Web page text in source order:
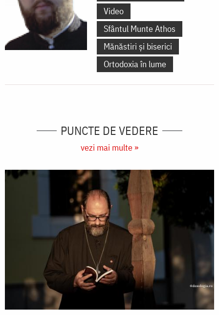
Video
Sfântul Munte Athos
Mănăstiri și biserici
Ortodoxia în lume
PUNCTE DE VEDERE
vezi mai multe »